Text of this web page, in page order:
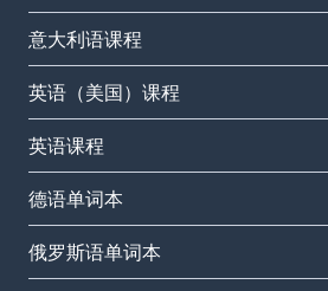
意大利语课程
英语（美国）课程
英语课程
德语单词本
俄罗斯语单词本